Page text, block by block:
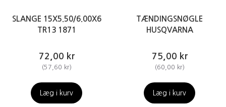
SLANGE 15X5.50/6.00X6
TR13 1871
72,00 kr
(57,60 kr)
Læg i kurv
TÆNDINGSNØGLE
HUSQVARNA
75,00 kr
(60,00 kr)
Læg i kurv